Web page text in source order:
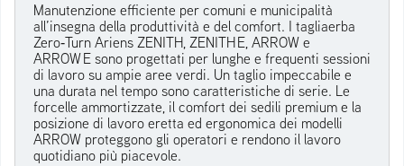
Manutenzione efficiente per comuni e municipalità
all’insegna della produttività e del comfort. I tagliaerba
Zero‑Turn Ariens ZENITH, ZENITH E, ARROW e
ARROW E sono progettati per lunghe e frequenti sessioni
di lavoro su ampie aree verdi. Un taglio impeccabile e
una durata nel tempo sono caratteristiche di serie. Le
forcelle ammortizzate, il comfort dei sedili premium e la
posizione di lavoro eretta ed ergonomica dei modelli
ARROW proteggono gli operatori e rendono il lavoro
quotidiano più piacevole.